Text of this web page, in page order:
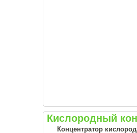
Кислородный
Концентратор